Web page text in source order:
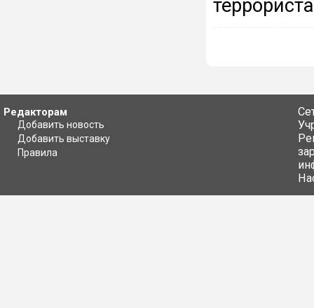
Редакторам
Добавить новость
Добавить выставку
Правила